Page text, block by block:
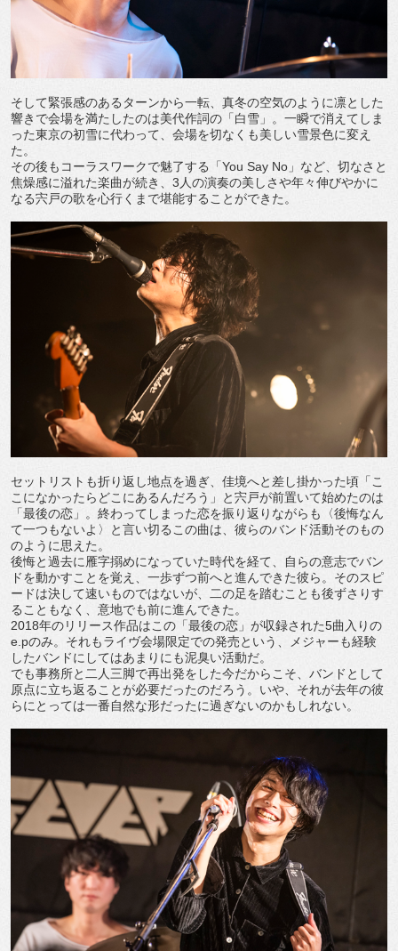
そして緊張感のあるターンから一転、真冬の空気のように凛とした
響きで会場を満たしたのは美代作詞の「白雪」。一瞬で消えてしま
った東京の初雪に代わって、会場を切なくも美しい雪景色に変え
た。
その後もコーラスワークで魅了する「You Say No」など、切なさと
焦燥感に溢れた楽曲が続き、3人の演奏の美しさや年々伸びやかに
なる宍戸の歌を心行くまで堪能することができた。
セットリストも折り返し地点を過ぎ、佳境へと差し掛かった頃「こ
こになかったらどこにあるんだろう」と宍戸が前置いて始めたのは
「最後の恋」。終わってしまった恋を振り返りながらも〈後悔なん
て一つもないよ〉と言い切るこの曲は、彼らのバンド活動そのもの
のように思えた。
後悔と過去に雁字搦めになっていた時代を経て、自らの意志でバン
ドを動かすことを覚え、一歩ずつ前へと進んできた彼ら。そのスピ
ードは決して速いものではないが、二の足を踏むことも後ずさりす
ることもなく、意地でも前に進んできた。
2018年のリリース作品はこの「最後の恋」が収録された5曲入りの
e.pのみ。それもライヴ会場限定での発売という、メジャーも経験
したバンドにしてはあまりにも泥臭い活動だ。
でも事務所と二人三脚で再出発をした今だからこそ、バンドとして
原点に立ち返ることが必要だったのだろう。いや、それが去年の彼
らにとっては一番自然な形だったに過ぎないのかもしれない。